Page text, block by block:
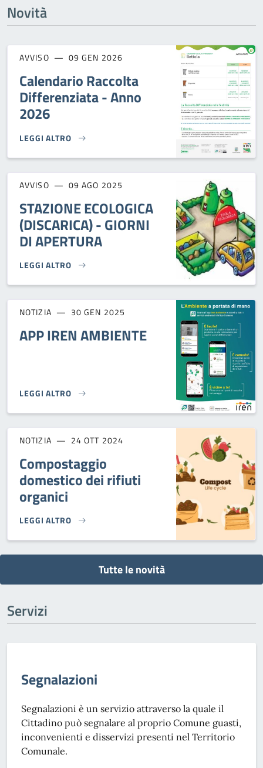
Novità
AVVISO 09 GEN 2026
Calendario Raccolta
Differenziata - Anno
2026
LEGGI ALTRO
CALENDARIO RACCOLTA DIFFERENZIATA - ANNO 2026}
AVVISO 09 AGO 2025
STAZIONE ECOLOGICA
(DISCARICA) - GIORNI
DI APERTURA
LEGGI ALTRO
STAZIONE ECOLOGICA (DISCARICA) - GIORNI DI APERTURA}
NOTIZIA 30 GEN 2025
APP IREN AMBIENTE
LEGGI ALTRO
APP IREN AMBIENTE}
NOTIZIA 24 OTT 2024
Compostaggio
domestico dei rifiuti
organici
LEGGI ALTRO
COMPOSTAGGIO DOMESTICO DEI RIFIUTI ORGANICI}
Tutte le novità
Servizi
Segnalazioni
Segnalazioni è un servizio attraverso la quale il
Cittadino può segnalare al proprio Comune guasti,
inconvenienti e disservizi presenti nel Territorio
Comunale.